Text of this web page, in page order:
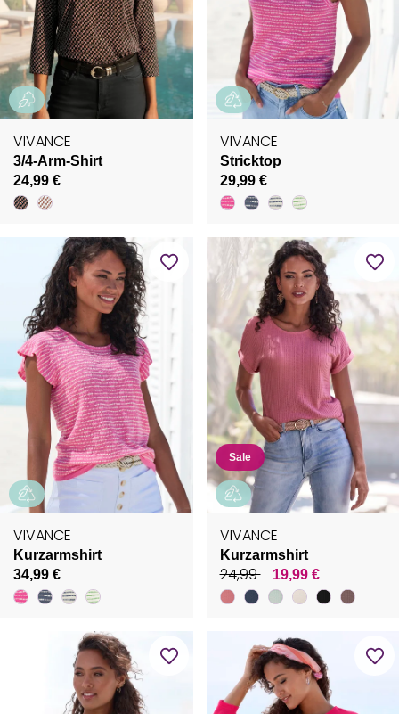
VIVANCE
3/4-Arm-Shirt
24,99 €
VIVANCE
Stricktop
29,99 €
VIVANCE
Kurzarmshirt
34,99 €
Sale
VIVANCE
Kurzarmshirt
24,99 19,99 €